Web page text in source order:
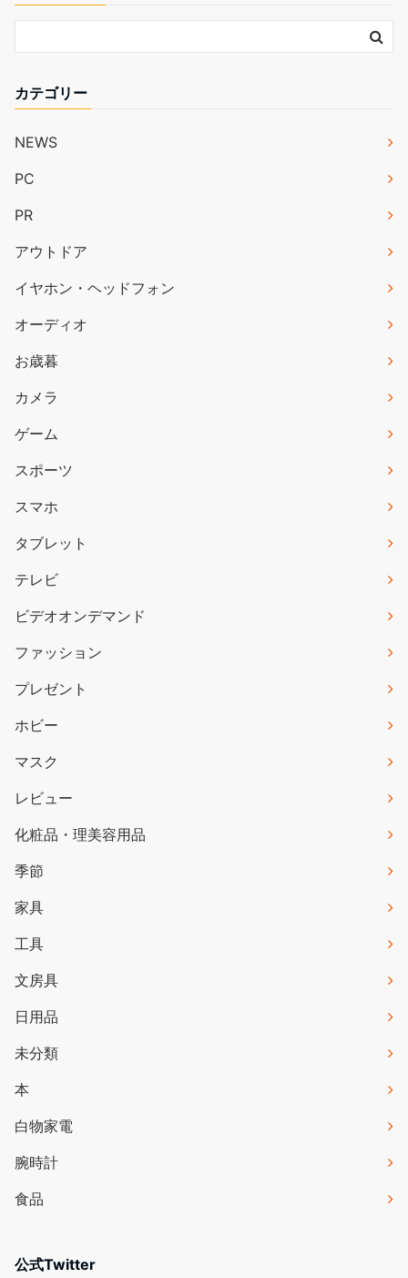
カテゴリー
NEWS
PC
PR
アウトドア
イヤホン・ヘッドフォン
オーディオ
お歳暮
カメラ
ゲーム
スポーツ
スマホ
タブレット
テレビ
ビデオオンデマンド
ファッション
プレゼント
ホビー
マスク
レビュー
化粧品・理美容用品
季節
家具
工具
文房具
日用品
未分類
本
白物家電
腕時計
食品
公式Twitter